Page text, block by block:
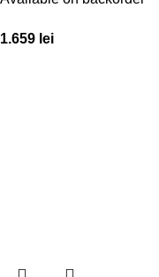
1.659 lei